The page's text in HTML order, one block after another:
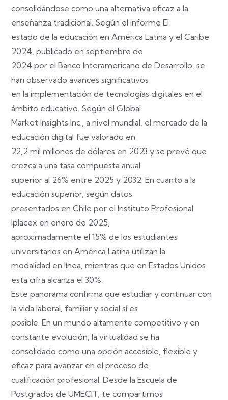
consolidándose como una alternativa eficaz a la
enseñanza tradicional. Según el informe El
estado de la educación en América Latina y el Caribe
2024, publicado en septiembre de
2024 por el Banco Interamericano de Desarrollo, se
han observado avances significativos
en la implementación de tecnologías digitales en el
ámbito educativo. Según el Global
Market Insights Inc., a nivel mundial, el mercado de la
educación digital fue valorado en
22,2 mil millones de dólares en 2023 y se prevé que
crezca a una tasa compuesta anual
superior al 26% entre 2025 y 2032. En cuanto a la
educación superior, según datos
presentados en Chile por el Instituto Profesional
Iplacex en enero de 2025,
aproximadamente el 15% de los estudiantes
universitarios en América Latina utilizan la
modalidad en línea, mientras que en Estados Unidos
esta cifra alcanza el 30%.
Este panorama confirma que estudiar y continuar con
la vida laboral, familiar y social sí es
posible. En un mundo altamente competitivo y en
constante evolución, la virtualidad se ha
consolidado como una opción accesible, flexible y
eficaz para avanzar en el proceso de
cualificación profesional. Desde la Escuela de
Postgrados de UMECIT, te compartimos